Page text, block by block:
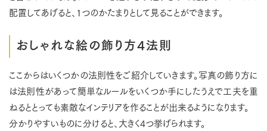
配置してあげると、1つのかたまりとして見ることができます。
おしゃれな絵の飾り方4法則
ここからはいくつかの法則性をご紹介していきます。写真の飾り方に
は法則性があって簡単なルールをいくつか手にしたうえで工夫を重
ねるととっても素敵なインテリアを作ることが出来るようになります。
分かりやすいものに分けると、大きく4つ挙げられます。